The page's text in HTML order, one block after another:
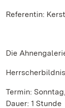
Referentin:
Die
Termin:
Dauer: 1 Stunde